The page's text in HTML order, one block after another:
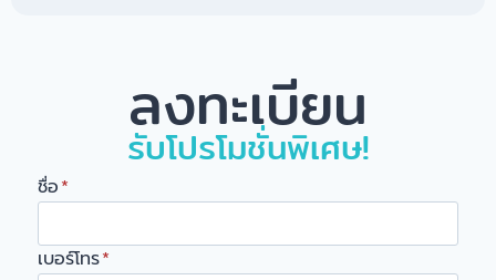
ลงทะเบียน
รับโปรโมชั่นพิเศษ!
ชื่อ*
เบอร์โทร*